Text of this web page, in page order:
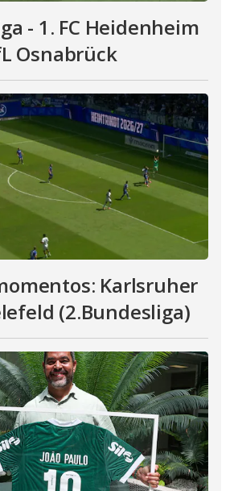
- 1. FC Heidenheim
Osnabrück
Karlsruher
(2.Bundesliga)